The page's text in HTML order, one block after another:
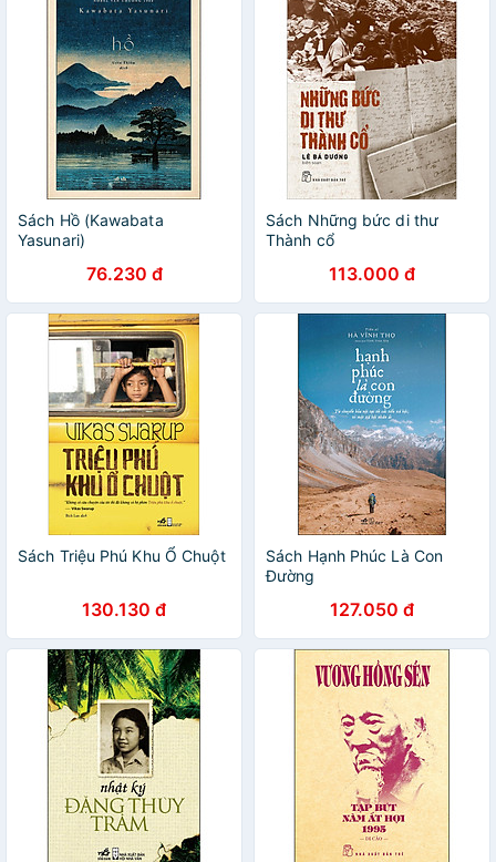
Sách Hồ (Kawabata
Yasunari)
76.230 đ
Sách Những bức di thư
Thành cổ
113.000 đ
Sách Triệu Phú Khu Ổ Chuột
130.130 đ
Sách Hạnh Phúc Là Con
Đường
127.050 đ